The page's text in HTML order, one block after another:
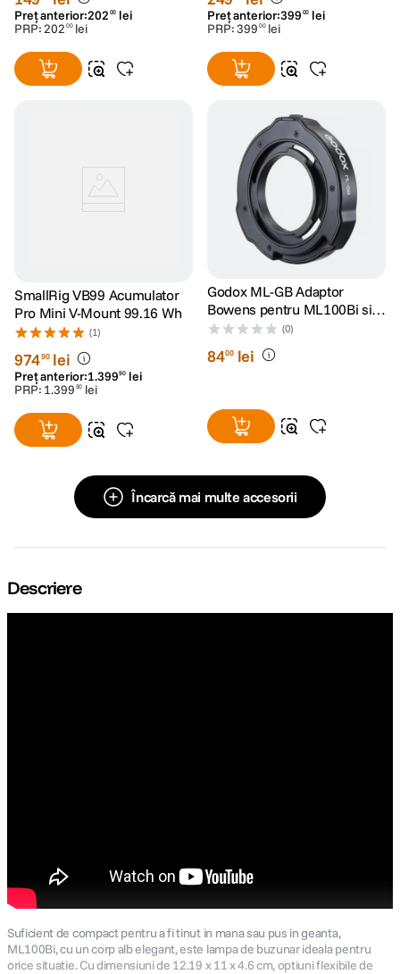
Preț anterior:202 00 lei
PRP:202 00 lei
Preț anterior:399 00 lei
PRP:399 00 lei
SmallRig VB99 Acumulator
Pro Mini V-Mount 99.16 Wh
(1)
97490 lei
Preț anterior:1.39990 lei
PRP: 1.399 90 lei
Godox ML-GB Adaptor
Bowens pentru ML100Bi si
ML60IIBi
(0)
8400 lei
Încarcă mai multe accesorii
Descriere
Suficient de compact pentru a fi tinut in mana sau pus in geanta,
ML100Bi, cu un corp alb elegant, este lampa de buzunar ideala pentru
orice situatie. Cu dimensiuni de 12.19 x 11 x 4.6 cm, optiuni flexibile de